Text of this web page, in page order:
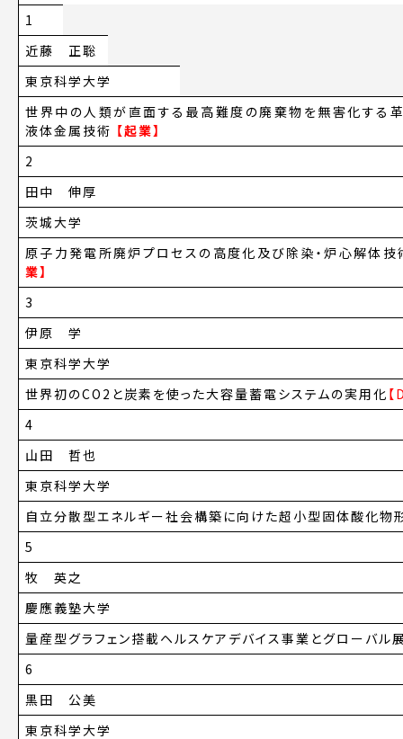
1
近藤 正聡
東京科学大学
世界中の人類が直面する最高難度の廃棄物を無害化する
液体金属技術 【起業】
2
田中 伸厚
茨城大学
原子力発電所廃炉プロセスの高度化及び除染・炉心解体
業】
3
伊原 学
東京科学大学
世界初のCO2と炭素を使った大容量蓄電システムの実用化
4
山田 哲也
東京科学大学
自立分散型エネルギー社会構築に向けた超小型固体酸化物
5
牧 英之
慶應義塾大学
量産型グラフェン搭載ヘルスケアデバイス事業とグローバル
6
黒田 公美
東京科学大学